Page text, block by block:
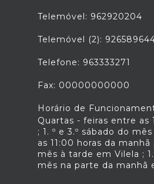
Telemóvel: 962920204
Telemóvel (2):
Telefone: 963333271
Fax: 00000000000
Horário de
Quartas - feiras entre as
; 1. º e 3.º sábado do
as 11:00 horas da manhã
mês à tarde em Vilela ;
mês na parte da manhã